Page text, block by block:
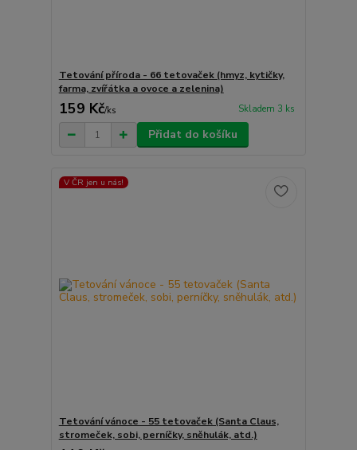
Tetování příroda - 66 tetovaček (hmyz, kytičky,
farma, zvířátka a ovoce a zelenina)
159 Kč/ks Skladem 3 ks
Přidat do košíku
V ČR jen u nás!
Tetování vánoce - 55 tetovaček (Santa Claus,
stromeček, sobi, perníčky, sněhulák, atd.)